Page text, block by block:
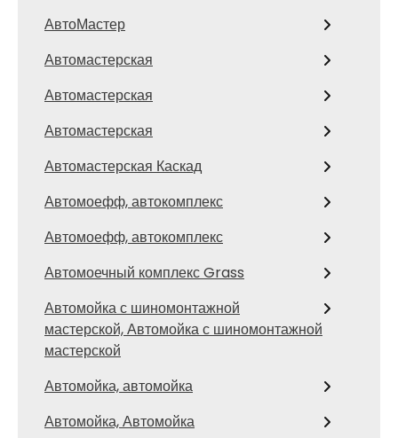
АвтоМастер
Автомастерская
Автомастерская
Автомастерская
Автомастерская Каскад
Автомоефф, автокомплекс
Автомоефф, автокомплекс
Автомоечный комплекс Grass
Автомойка с шиномонтажной
мастерской, Автомойка с шиномонтажной
мастерской
Автомойка, автомойка
Автомойка, Автомойка